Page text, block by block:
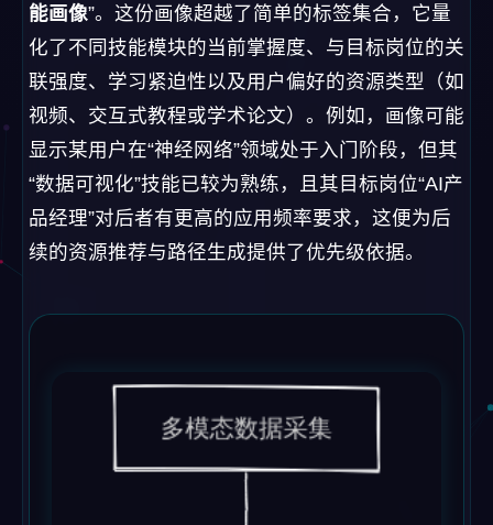
能画像”。这份画像超越了简单的标签集合，它量
化了不同技能模块的当前掌握度、与目标岗位的关
联强度、学习紧迫性以及用户偏好的资源类型（如
视频、交互式教程或学术论文）。例如，画像可能
显示某用户在“神经网络”领域处于入门阶段，但其
“数据可视化”技能已较为熟练，且其目标岗位“AI产
品经理”对后者有更高的应用频率要求，这便为后
续的资源推荐与路径生成提供了优先级依据。